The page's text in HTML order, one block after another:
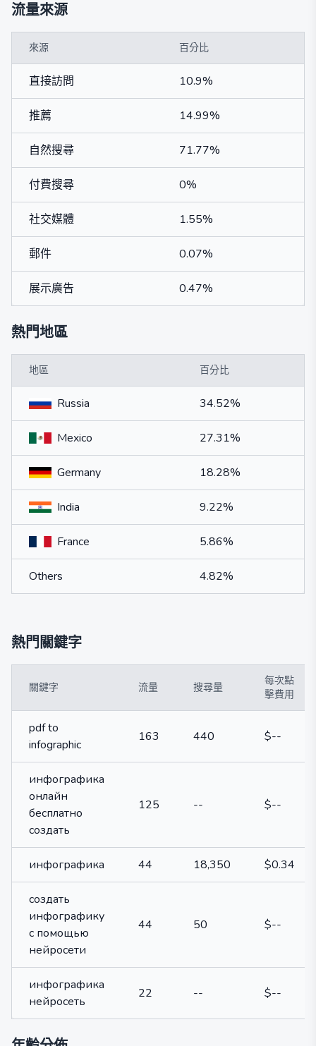
流量來源
來源 百分比
直接訪問 10.9%
推薦 14.99%
自然搜尋 71.77%
付費搜尋 0%
社交媒體 1.55%
郵件 0.07%
展示廣告 0.47%
熱門地區
地區 百分比
Russia 34.52%
Mexico 27.31%
Germany 18.28%
India 9.22%
France 5.86%
Others 4.82%
熱門關鍵字
關鍵字 流量 搜尋量
每次點
擊費用
pdf to
infographic
163 440 $--
инфографика
онлайн
бесплатно
создать
125 -- $--
инфографика 44 18,350 $0.34
создать
инфографику
с помощью
нейросети
44 50 $--
инфографика
нейросеть
22 -- $--